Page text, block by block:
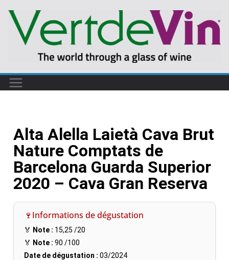
Alta Alella Laietà Cava Brut
Nature Comptats de
Barcelona Guarda Superior
2020 – Cava Gran Reserva
🍷Informations de dégustation
🏅 Note : 15,25 /20
🏅 Note : 90 /100
Date de dégustation : 03/2024